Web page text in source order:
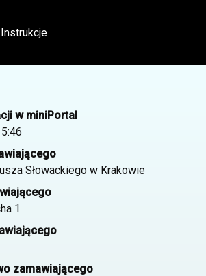
Instrukcje
w miniPortal
Słowackiego w Krakowie
1
zamawiającego